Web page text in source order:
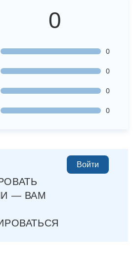
0
0
0
0
0
— ВАМ
Войти